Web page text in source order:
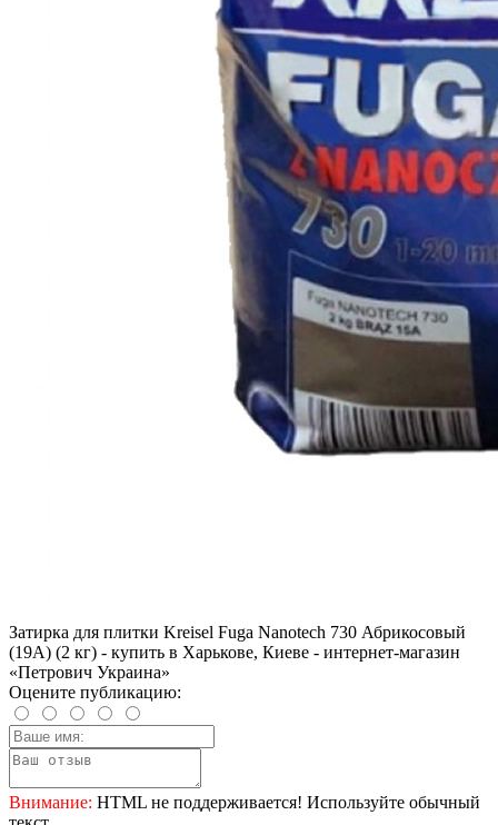
Затирка для плитки Kreisel Fuga Nanotech 730 Абрикосовый
(19А) (2 кг) - купить в Харькове, Киеве - интернет-магазин
«Петрович Украина»
Оцените публикацию:
Внимание: HTML не поддерживается! Используйте обычный